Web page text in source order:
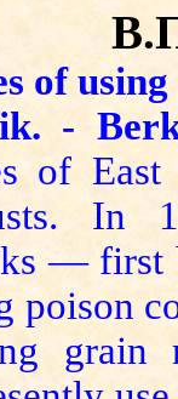
В.
of
-
of
In
— first
grain